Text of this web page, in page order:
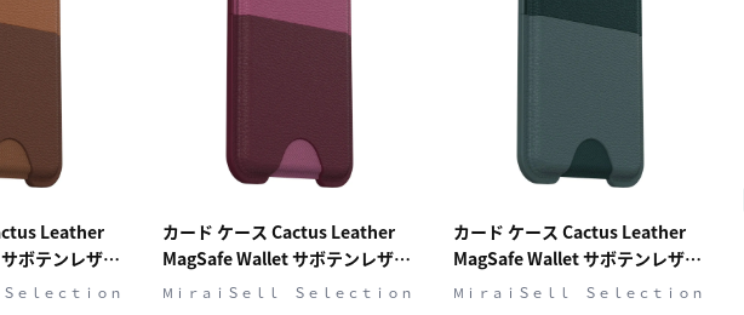
Leather
ボテンレザー
95598)
ｅｌｅｃｔｉｏｎ
カード ケース Cactus Leather
MagSafe Wallet サボテンレザー
マルーンベルズ (77-96908)
MⅰｒａｉＳｅｌｌ Ｓｅｌｅｃｔｉｏｎ
カード ケース Cactus Leather
MagSafe Wallet サボテンレザー
ジュニパースプリッグ (77-
MⅰｒａｉＳｅｌｌ Ｓｅｌｅｃｔｉｏｎ